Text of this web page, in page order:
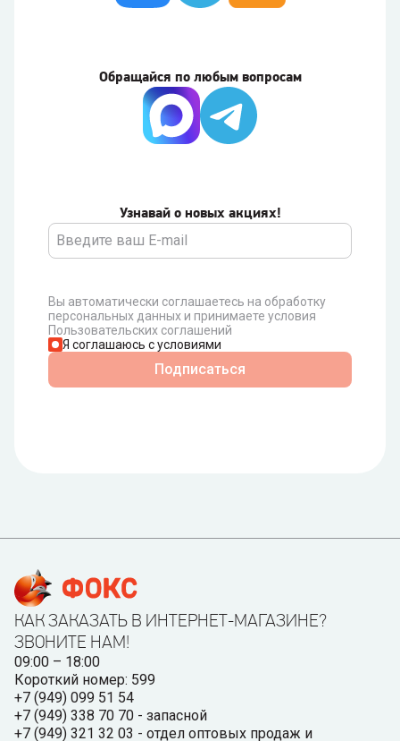
Узнавай о новых акциях!
Вы автоматически соглашаетесь на обработку
персональных данных и принимаете условия
Пользовательских соглашений
Я соглашаюсь с условиями
Подписаться
Обращайся по любым вопросам
КАК ЗАКАЗАТЬ В ИНТЕРНЕТ-МАГАЗИНЕ?
ЗВОНИТЕ НАМ!
09:00 – 18:00
Короткий номер: 599
+7 (949) 099 51 54
+7 (949) 338 70 70 - запасной
+7 (949) 321 32 03 - отдел оптовых продаж и